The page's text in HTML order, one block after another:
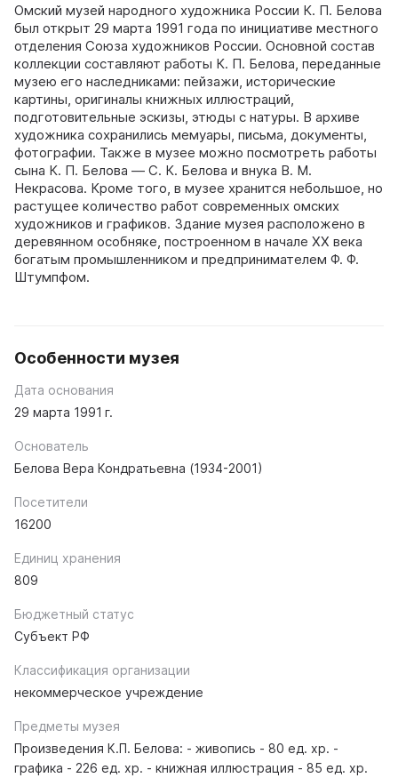
Омский музей народного художника России К. П. Белова
был открыт 29 марта 1991 года по инициативе местного
отделения Союза художников России. Основной состав
коллекции составляют работы К. П. Белова, переданные
музею его наследниками: пейзажи, исторические
картины, оригиналы книжных иллюстраций,
подготовительные эскизы, этюды с натуры. В архиве
художника сохранились мемуары, письма, документы,
фотографии. Также в музее можно посмотреть работы
сына К. П. Белова — С. К. Белова и внука В. М.
Некрасова. Кроме того, в музее хранится небольшое, но
растущее количество работ современных омских
художников и графиков. Здание музея расположено в
деревянном особняке, построенном в начале ХХ века
богатым промышленником и предпринимателем Ф. Ф.
Штумпфом.
Особенности музея
Дата основания
29 марта 1991 г.
Основатель
Белова Вера Кондратьевна (1934-2001)
Посетители
16200
Единиц хранения
809
Бюджетный статус
Субъект РФ
Классификация организации
некоммерческое учреждение
Предметы музея
Произведения К.П. Белова: - живопись - 80 ед. хр. -
графика - 226 ед. хр. - книжная иллюстрация - 85 ед. хр.